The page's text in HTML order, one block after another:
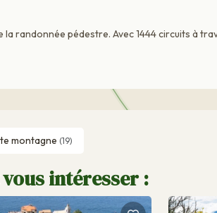
randonnée pédestre. Avec 1444 circuits à
montagne (19)
intéresser :